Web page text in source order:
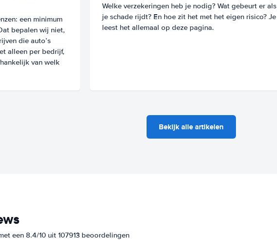
een minimum
bepalen wij niet,
die auto’s
alleen per bedrijf,
van welk
Welke verzekeringen heb je nodig? Wat gebeurt er als
je schade rijdt? En hoe zit het met het eigen risico? Je
leest het allemaal op deze pagina.
Bekijk alle artikelen
een 8.4/10 uit 107913 beoordelingen